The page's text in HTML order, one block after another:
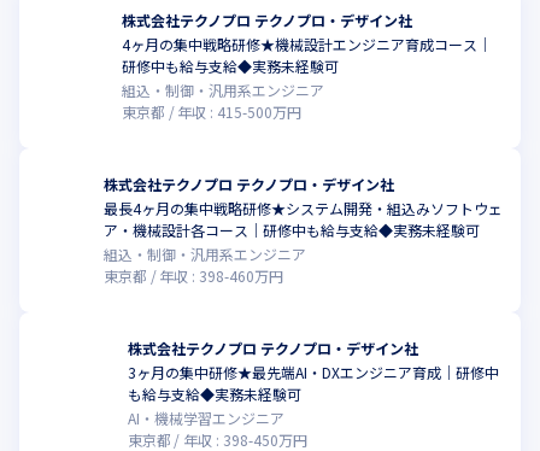
・ホンダグループ
・ソニーグループ
・トヨタグループ
・日本電気グループ
・東京エレクトロングループ
★プライム上場企業を中心に796社のお客様とお取引をしています
株式会社テクノプロ テクノプロ・デザイン社
4ヶ月の集中戦略研修★機械設計エンジニア育成コース｜
研修中も給与支給◆実務未経験可
組込・制御・汎用系エンジニア
東京都
年収 : 415-500万円
株式会社テクノプロ テクノプロ・デザイン社
最長4ヶ月の集中戦略研修★システム開発・組込みソフトウェ
ア・機械設計各コース｜研修中も給与支給◆実務未経験可
組込・制御・汎用系エンジニア
東京都
年収 : 398-460万円
株式会社テクノプロ テクノプロ・デザイン社
3ヶ月の集中研修★最先端AI・DXエンジニア育成｜研修中
も給与支給◆実務未経験可
AI・機械学習エンジニア
東京都
年収 : 398-450万円